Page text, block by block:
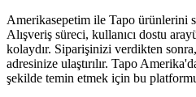
Amerikasepetim ile Tapo ürünlerini
Alışveriş süreci, kullanıcı dostu
kolaydır. Siparişinizi verdikten
adresinize ulaştırılır. Tapo
şekilde temin etmek için bu